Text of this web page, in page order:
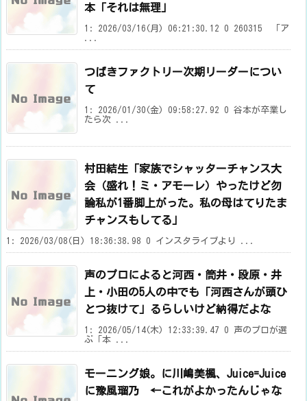
本「それは無理」
1: 2026/03/16(月) 06:21:30.12 0 260315 「ア
...
つばきファクトリー次期リーダーについ
て
1: 2026/01/30(金) 09:58:27.92 0 谷本が卒業し
たら次 ...
村田結生「家族でシャッターチャンス大
会（盛れ！ミ・アモーレ）やったけど勿
論私が1番脚上がった。私の母はてりたま
チャンスもしてる」
1: 2026/03/08(日) 18:36:38.98 0 インスタライブより ...
声のプロによると河西・筒井・段原・井
上・小田の5人の中でも「河西さんが頭ひ
とつ抜けて」るらしいけど納得だよな
1: 2026/05/14(木) 12:33:39.47 0 声のプロが選
ぶ「本 ...
モーニング娘。に川嶋美楓、Juice=Juice
に豫風瑠乃 ←これがよかったんじゃな